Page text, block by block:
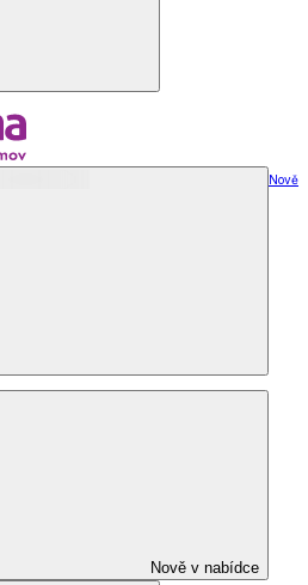
Nově
Nově v nabídce